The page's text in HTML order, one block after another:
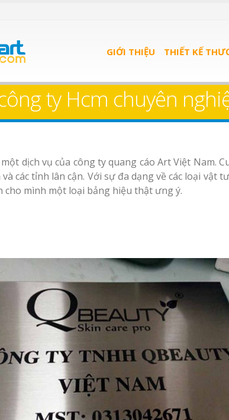
GIỚI THIỆU THIẾT KẾ
ty Hcm chuyên
dịch vụ của công ty quang cáo Art Việt Nam.
các tỉnh lân cận. Với sự đa dạng về các loại vật
cho mình một loại bảng hiệu thật ưng ý.